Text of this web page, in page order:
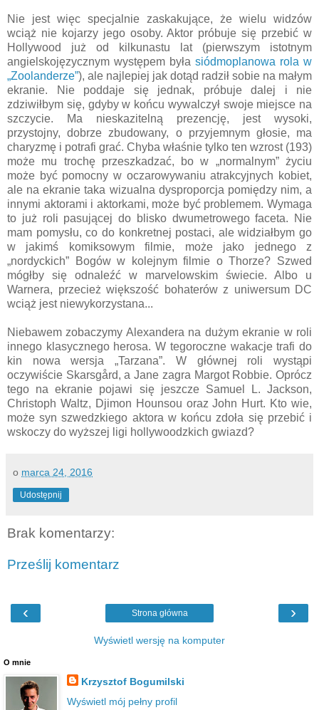
Nie jest więc specjalnie zaskakujące, że wielu widzów
wciąż nie kojarzy jego osoby. Aktor próbuje się przebić w
Hollywood już od kilkunastu lat (pierwszym istotnym
angielskojęzycznym występem była siódmoplanowa rola w
„Zoolanderze”), ale najlepiej jak dotąd radził sobie na małym
ekranie. Nie poddaje się jednak, próbuje dalej i nie
zdziwiłbym się, gdyby w końcu wywalczył swoje miejsce na
szczycie. Ma nieskazitelną prezencję, jest wysoki,
przystojny, dobrze zbudowany, o przyjemnym głosie, ma
charyzmę i potrafi grać. Chyba właśnie tylko ten wzrost (193)
może mu trochę przeszkadzać, bo w „normalnym” życiu
może być pomocny w oczarowywaniu atrakcyjnych kobiet,
ale na ekranie taka wizualna dysproporcja pomiędzy nim, a
innymi aktorami i aktorkami, może być problemem. Wymaga
to już roli pasującej do blisko dwumetrowego faceta. Nie
mam pomysłu, co do konkretnej postaci, ale widziałbym go
w jakimś komiksowym filmie, może jako jednego z
„nordyckich” Bogów w kolejnym filmie o Thorze? Szwed
mógłby się odnaleźć w marvelowskim świecie. Albo u
Warnera, przecież większość bohaterów z uniwersum DC
wciąż jest niewykorzystana...
Niebawem zobaczymy Alexandera na dużym ekranie w roli
innego klasycznego herosa. W tegoroczne wakacje trafi do
kin nowa wersja „Tarzana”. W głównej roli wystąpi
oczywiście Skarsgård, a Jane zagra Margot Robbie. Oprócz
tego na ekranie pojawi się jeszcze Samuel L. Jackson,
Christoph Waltz, Djimon Hounsou oraz John Hurt. Kto wie,
może syn szwedzkiego aktora w końcu zdoła się przebić i
wskoczy do wyższej ligi hollywoodzkich gwiazd?
o marca 24, 2016
Udostępnij
Brak komentarzy:
Prześlij komentarz
‹ ›
Strona główna
Wyświetl wersję na komputer
O mnie
Krzysztof Bogumilski
Wyświetl mój pełny profil